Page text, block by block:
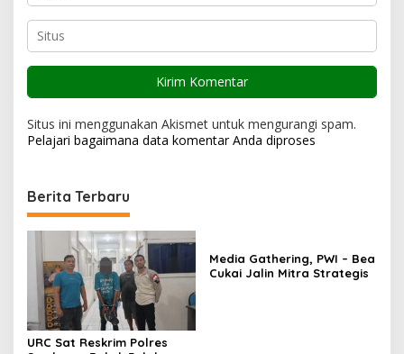
Situs ini menggunakan Akismet untuk mengurangi spam.
Pelajari bagaimana data komentar Anda diproses
Berita Terbaru
URC Sat Reskrim Polres
Media Gathering, PWI – Bea
Cukai Jalin Mitra Strategis